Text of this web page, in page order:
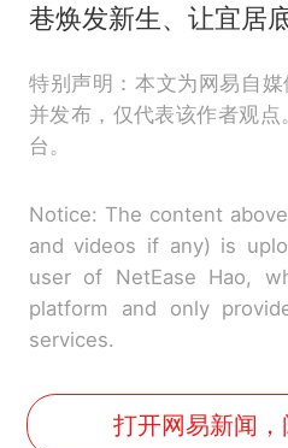
巷焕发新生、让宜居
特别声明：本文为网易自
并发布，仅代表该作者观
台。
Notice: The content
and videos if any) is
user of NetEase Hao,
platform and only
services.
打开网易新闻